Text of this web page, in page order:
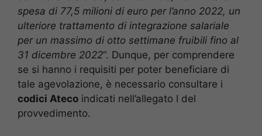
spesa di 77,5 milioni di euro per l’anno 2022, un
ulteriore trattamento di integrazione salariale
per un massimo di otto settimane fruibili fino al
31 dicembre 2022“. Dunque, per comprendere
se si hanno i requisiti per poter beneficiare di
tale agevolazione, è necessario consultare i
codici Ateco indicati nell’allegato I del
provvedimento.